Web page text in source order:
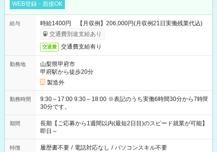
WEB登録・面接OK
給与
時給1400円 【月収例】206,000円(月収例21日実働残業代込)
交通費別途支給あり
交通費 交通費支給有り
勤務地
山梨県甲府市
甲府駅から徒歩20分
製造外
勤務時間
9:30～17:00 9:30～18:00 ※表記のうち実働6時間30分から7時間
30分です。
期間
長期【ご応募から1週間以内(最短2日目)のスピード就業が可能】
即日～
特徴 履歴書不要 / 電話対応なし / パソコンスキル不要